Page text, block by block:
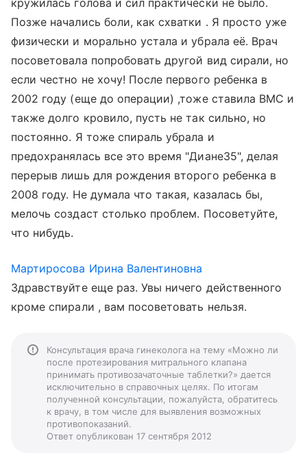
кружилась голова и сил практически не было.
Позже начались боли, как схватки . Я просто уже
физически и морально устала и убрала её. Врач
посоветовала попробовать другой вид сирали, но
если честно не хочу! После первого ребенка в
2002 году (еще до операции) ,тоже ставила ВМС и
также долго кровило, пусть не так сильно, но
постоянно. Я тоже спираль убрала и
предохранялась все это время "Диане35", делая
перерыв лишь для рождения второго ребенка в
2008 году. Не думала что такая, казалась бы,
мелочь создаст столько проблем. Посоветуйте,
что нибудь.
Мартиросова Ирина Валентиновна
Здравствуйте еще раз. Увы ничего действенного
кроме спирали , вам посоветовать нельзя.
Консультация врача гинеколога на тему «Можно ли
после протезирования митрального клапана
принимать противозачаточные таблетки?» дается
исключительно в справочных целях. По итогам
полученной консультации, пожалуйста, обратитесь
к врачу, в том числе для выявления возможных
противопоказаний.
Ответ опубликован 17 сентября 2012